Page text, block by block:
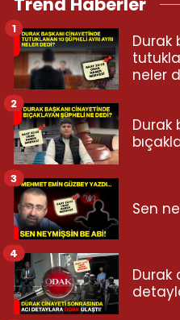
Durak
neler
1
Durak
2
Sen
3
Durak
4